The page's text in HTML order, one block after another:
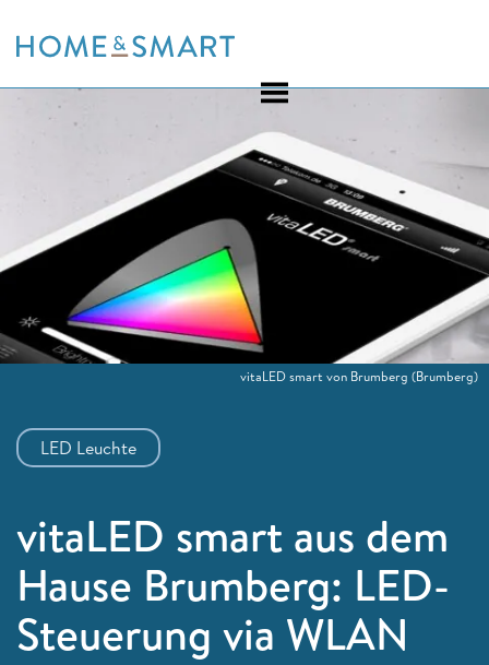
to
LED Leuchte
vitaLED smart aus dem
Hause Brumberg: LED-
Steuerung via WLAN
vitaLED smart von Brumberg (Brumberg)